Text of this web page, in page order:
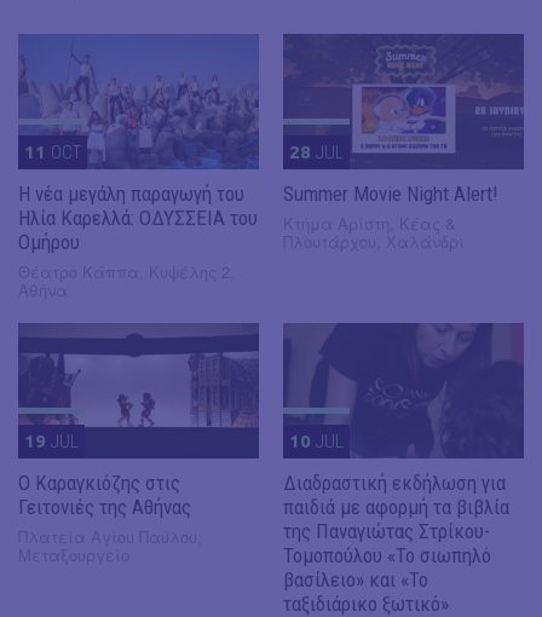
11 OCT
Η νέα μεγάλη παραγωγή του
Ηλία Καρελλά: ΟΔΥΣΣΕΙΑ του
Ομήρου
28 JUL
Summer Movie Night Alert!
19 JUL
​Ο Καραγκιόζης στις
Γειτονιές της Αθήνας
10 JUL
Διαδραστική εκδήλωση για
παιδιά με αφορμή τα βιβλία
της Παναγιώτας Στρίκου-
Τομοπούλου «Το σιωπηλό
βασίλειο» και «Το
ταξιδιάρικο ξωτικό»